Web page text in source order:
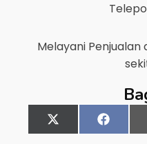
Melayani Penjualan
Share
on
X
(Twitter)
Share
on